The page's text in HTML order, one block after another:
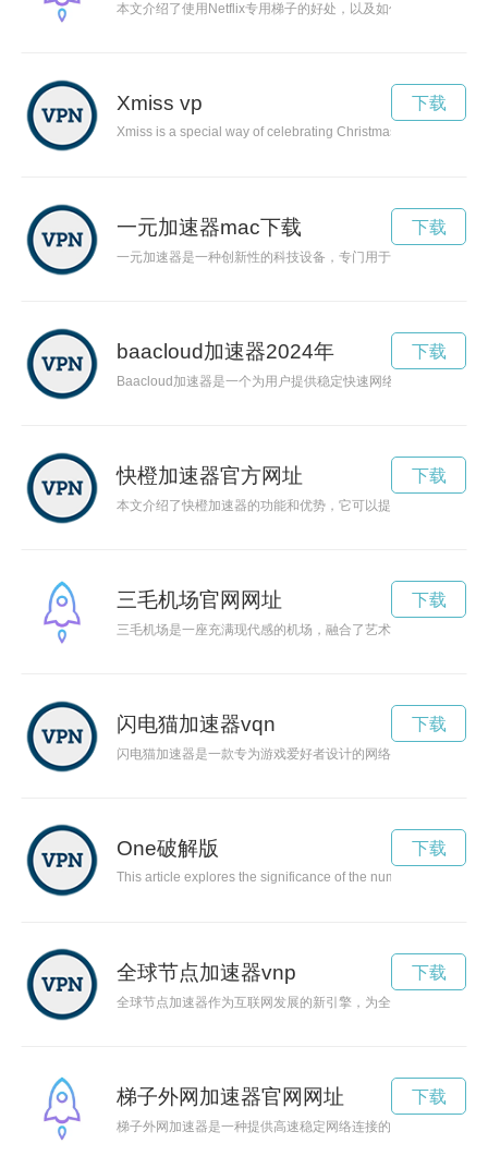
本文介绍了使用Netflix专用梯子的好处，以及如何通过梯子畅享
Xmiss vp
Xmiss is a special way of celebrating Christmas with a
下载
一元加速器mac下载
一元加速器是一种创新性的科技设备，专门用于加速一元粒子
下载
baacloud加速器2024年
Baacloud加速器是一个为用户提供稳定快速网络连接的工具。
下载
快橙加速器官方网址
本文介绍了快橙加速器的功能和优势，它可以提高网络速度，
下载
三毛机场官网网址
三毛机场是一座充满现代感的机场，融合了艺术与科技的设计
下载
闪电猫加速器vqn
闪电猫加速器是一款专为游戏爱好者设计的网络加速器，旨在
下载
One破解版
This article explores the significance of the number ‘one’ in
下载
全球节点加速器vnp
全球节点加速器作为互联网发展的新引擎，为全球用户提供更
下载
梯子外网加速器官网网址
梯子外网加速器是一种提供高速稳定网络连接的工具，能够帮
下载